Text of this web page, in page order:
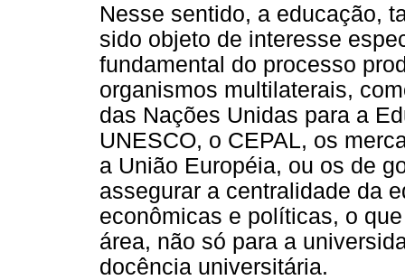
Nesse sentido, a educação,
sido objeto de interesse
fundamental do processo
organismos multilaterais,
das Nações Unidas para a
UNESCO, o CEPAL, os
a União Européia, ou os de
assegurar a centralidade da
econômicas e políticas, o
área, não só para a
docência universitária.